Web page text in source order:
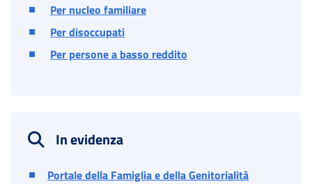
Per nucleo familiare
Per disoccupati
Per persone a basso reddito
In evidenza
Portale della Famiglia e della Genitorialità